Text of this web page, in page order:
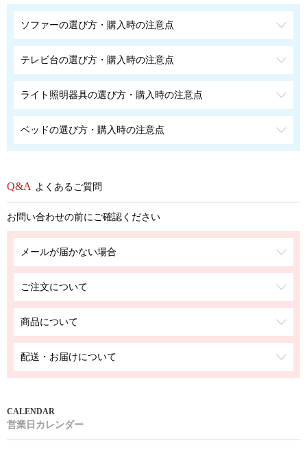
ソファーの選び方・購入時の注意点
テレビ台の選び方・購入時の注意点
ライト照明器具の選び方・購入時の注意点
ベッドの選び方・購入時の注意点
よくあるご質問
お問い合わせの前にご確認ください
メールが届かない場合
ご注文について
商品について
配送・お届けについて
営業日カレンダー